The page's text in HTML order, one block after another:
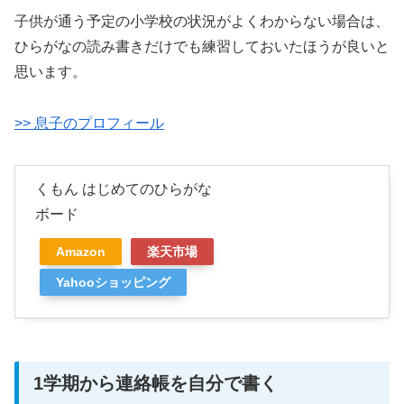
子供が通う予定の小学校の状況がよくわからない場合は、
ひらがなの読み書きだけでも練習しておいたほうが良いと
思います。
>> 息子のプロフィール
くもん はじめてのひらがな
ボード
Amazon 楽天市場
Yahooショッピング
1学期から連絡帳を自分で書く